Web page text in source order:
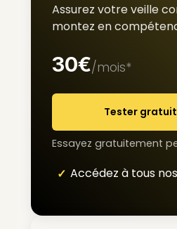
Assurez votre veille
montez en
30€/mois*
Tester
Essayez gratuitement
Accédez à tous